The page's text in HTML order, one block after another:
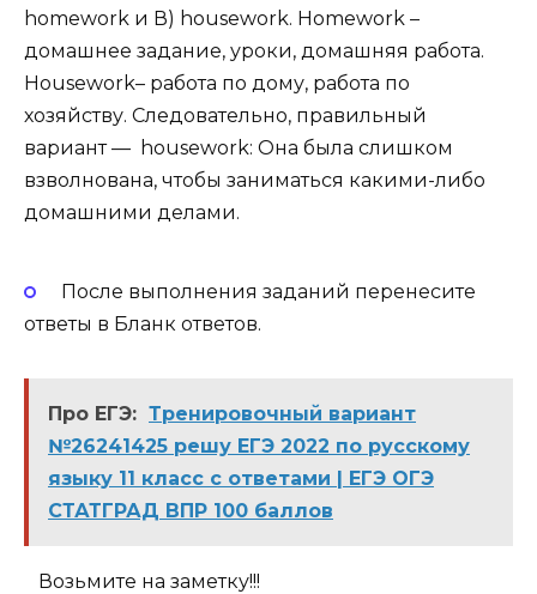
homework и В) housework. Homework –
домашнее задание, уроки, домашняя работа.
Housework– работа по дому, работа по
хозяйству. Следовательно, правильный
вариант — housework: Она была слишком
взволнована, чтобы заниматься какими-либо
домашними делами.
После выполнения заданий перенесите
ответы в Бланк ответов.
Про ЕГЭ: Тренировочный вариант
№26241425 решу ЕГЭ 2022 по русскому
языку 11 класс с ответами | ЕГЭ ОГЭ
СТАТГРАД ВПР 100 баллов
Возьмите на заметку!!!